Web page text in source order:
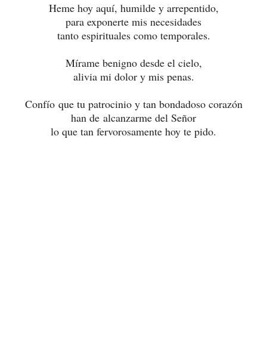
Heme hoy aquí, humilde y arrepentido,
para exponerte mis necesidades
tanto espirituales como temporales.
Mírame benigno desde el cielo,
alivia mi dolor y mis penas.
Confío que tu patrocinio y tan bondadoso corazón
han de alcanzarme del Señor
lo que tan fervorosamente hoy te pido.